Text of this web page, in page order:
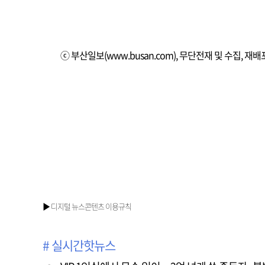
ⓒ 부산일보(www.busan.com), 무단전재 및 수집, 재배
▶ 디지털 뉴스콘텐츠 이용규칙
# 실시간핫뉴스